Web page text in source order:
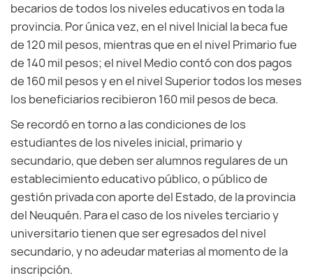
becarios de todos los niveles educativos en toda la
provincia. Por única vez, en el nivel Inicial la beca fue
de 120 mil pesos, mientras que en el nivel Primario fue
de 140 mil pesos; el nivel Medio contó con dos pagos
de 160 mil pesos y en el nivel Superior todos los meses
los beneficiarios recibieron 160 mil pesos de beca.
Se recordó en torno a las condiciones de los
estudiantes de los niveles inicial, primario y
secundario, que deben ser alumnos regulares de un
establecimiento educativo público, o público de
gestión privada con aporte del Estado, de la provincia
del Neuquén. Para el caso de los niveles terciario y
universitario tienen que ser egresados del nivel
secundario, y no adeudar materias al momento de la
inscripción.